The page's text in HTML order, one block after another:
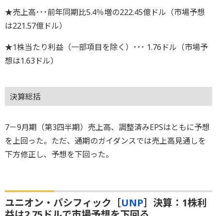
★売上高･･･前年同期比5.4％増の222.45億ドル（市場予想
は221.57億ドル）
★1株当たり利益（一部項目を除く）･･･ 1.76ドル（市場予
想は1.63ドル）
決算総括
7－9月期（第3四半期）売上高、調整済みEPSはともに予想
を上回った。ただ、通期のガイダンスでは売上高見通しを
下方修正し、予想を下回った。
ユニオン・パシフィック［UNP］決算：1株利